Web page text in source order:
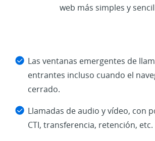
web más simples y
Las ventanas emergentes de
entrantes incluso cuando el
cerrado.
Llamadas de audio y vídeo, con
CTI, transferencia, retención, etc.